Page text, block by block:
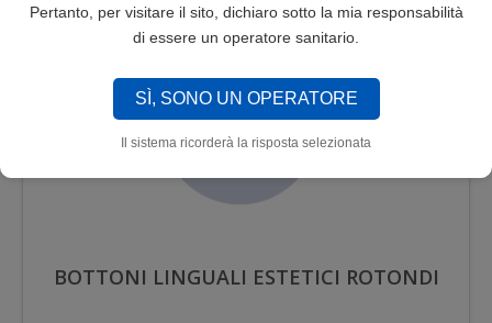
Pertanto, per visitare il sito, dichiaro sotto la mia responsabilità
di essere un operatore sanitario.
SÌ, SONO UN OPERATORE
Il sistema ricorderà la risposta selezionata
BOTTONI LINGUALI ESTETICI ROTONDI